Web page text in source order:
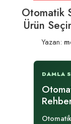
Otomatik
Ürün
Yazan:
DAMLA